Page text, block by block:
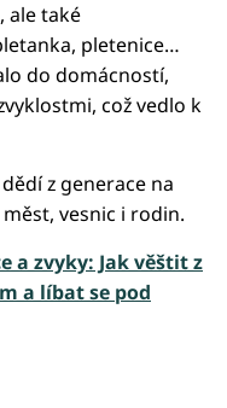
ale také
pletenice…
do domácností,
což vedlo k
z generace na
vesnic i rodin.
a zvyky: Jak věštit z
a líbat se pod